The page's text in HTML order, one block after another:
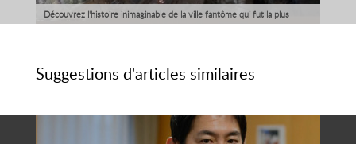
Découvrez l'histoire inimaginable de la ville fantôme qui fut la plus
Suggestions d'articles similaires